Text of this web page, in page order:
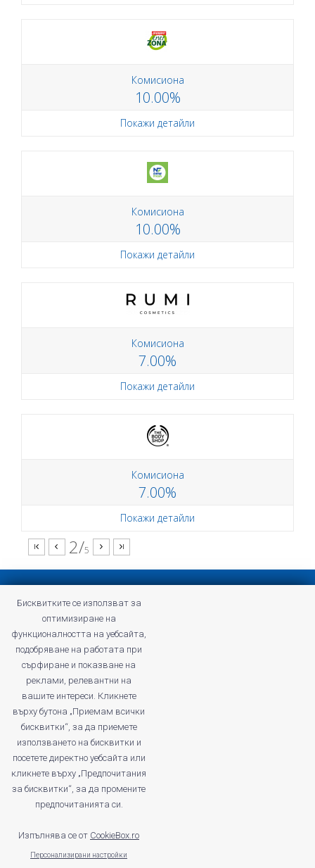
Комисиона
10.00%
Покажи детайли
Комисиона
10.00%
Покажи детайли
Комисиона
7.00%
Покажи детайли
Комисиона
7.00%
Покажи детайли
2/5
Общи условия на Profitshare
Често задавани въпроси
Конфиденциална политика
profitshare.ro
profitshare.bg
© 2026Кънвършън Маркетинг ЕООД
Регистриран като администратор на лични данни в Комисията за
Бисквитките се използват за
оптимизиране на
функционалността на уебсайта,
подобряване на работата при
сърфиране и показване на
реклами, релевантни на
вашите интереси. Кликнете
върху бутона „Приемам всички
бисквитки“, за да приемете
използването на бисквитки и
посетете директно уебсайта или
кликнете върху „Предпочитания
за бисквитки“, за да промените
предпочитанията си.
Изпълнява се от CookieBox.ro
Персонализирани настройки